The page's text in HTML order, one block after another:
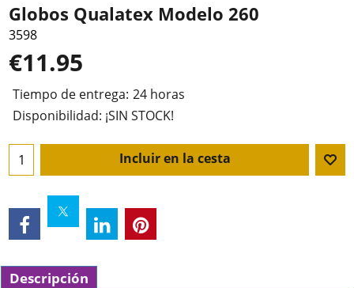
Globos Qualatex Modelo 260
3598
€11.95
Tiempo de entrega: 24 horas
Disponibilidad: ¡SIN STOCK!
Incluir en la cesta
Descripción